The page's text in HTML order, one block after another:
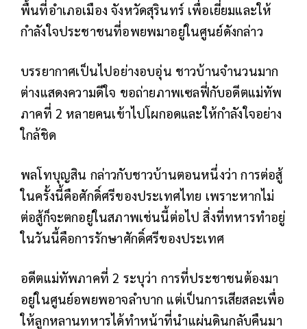
พื้นที่อำเภอเมือง จังหวัดสุรินทร์ เพื่อเยี่ยมและให้
กำลังใจประชาชนที่อพยพมาอยู่ในศูนย์ดังกล่าว
บรรยากาศเป็นไปอย่างอบอุ่น ชาวบ้านจำนวนมาก
ต่างแสดงความดีใจ ขอถ่ายภาพเซลฟี่กับอดีตแม่ทัพ
ภาคที่ 2 หลายคนเข้าไปโผกอดและให้กำลังใจอย่าง
ใกล้ชิด
พลโทบุญสิน กล่าวกับชาวบ้านตอนหนึ่งว่า การต่อสู้
ในครั้งนี้คือศักดิ์ศรีของประเทศไทย เพราะหากไม่
ต่อสู้ก็จะตกอยู่ในสภาพเช่นนี้ต่อไป สิ่งที่ทหารทำอยู่
ในวันนี้คือการรักษาศักดิ์ศรีของประเทศ
อดีตแม่ทัพภาคที่ 2 ระบุว่า การที่ประชาชนต้องมา
อยู่ในศูนย์อพยพอาจลำบาก แต่เป็นการเสียสละเพื่อ
ให้ลูกหลานทหารได้ทำหน้าที่นำแผ่นดินกลับคืนมา